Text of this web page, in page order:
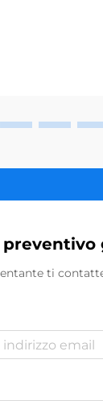
preventivo
ti